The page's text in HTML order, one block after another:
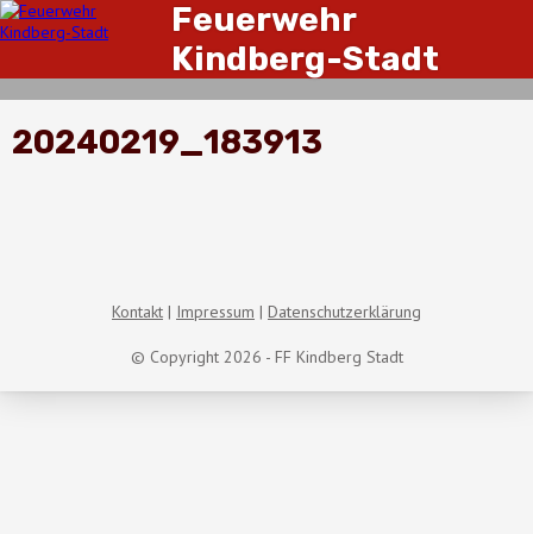
Feuerwehr
Kindberg-Stadt
20240219_183913
© Copyright 2026 - FF Kindberg Stadt
Kontakt Impressum Datenschutzerklärung